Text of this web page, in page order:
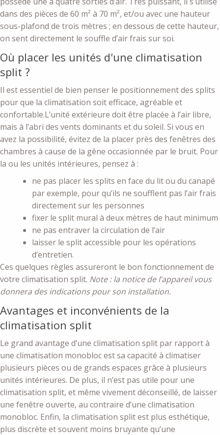
dans des pièces de 60 m² à 70 m², et/ou avec une hauteur
sous-plafond de trois mètres ; en dessous de cette hauteur,
on sent directement le souffle d’air frais sur soi.
Où placer les unités d'une climatisation
split ?
Il est essentiel de bien penser le positionnement des splits
pour que la climatisation soit efficace, agréable et
confortable.L’unité extérieure doit être placée à l’air libre,
mais à l’abri des vents dominants et du soleil. Si vous en
avez la possibilité, évitez de la placer près des fenêtres des
chambres à cause de la gêne occasionnée par le bruit. Pour
la ou les unités intérieures, pensez à :
ne pas placer les splits en face du lit ou du canapé
par exemple, pour qu’ils ne soufflent pas l’air frais
directement sur les personnes
fixer le split mural à deux mètres de haut minimum
ne pas entraver la circulation de l’air
laisser le split accessible pour les opérations
d’entretien.
Ces quelques règles assureront le bon fonctionnement de
votre climatisation split. Note : la notice de l’appareil vous
donnera des indications pour son installation.
Avantages et inconvénients de la
climatisation split
Le grand avantage d’une climatisation split par rapport à
une climatisation monobloc est sa capacité à climatiser
plusieurs pièces ou de grands espaces grâce à plusieurs
unités intérieures. De plus, il n’est pas utile pour une
climatisation split, et même vivement déconseillé, de laisser
une fenêtre ouverte, au contraire d’une climatisation
monobloc. Enfin, la climatisation split est plus esthétique,
plus discrète et souvent moins bruyante qu’une